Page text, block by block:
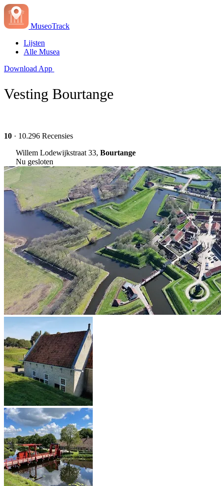
MuseoTrack
Lijsten
Alle Musea
Download App
Vesting Bourtange
10 · 10.296 Recensies
Willem Lodewijkstraat 33, Bourtange
Nu gesloten